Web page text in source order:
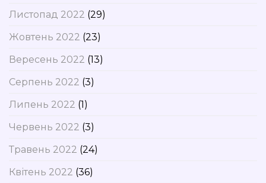
Листопад 2022 (29)
Жовтень 2022 (23)
Вересень 2022 (13)
Серпень 2022 (3)
Липень 2022 (1)
Червень 2022 (3)
Травень 2022 (24)
Квітень 2022 (36)